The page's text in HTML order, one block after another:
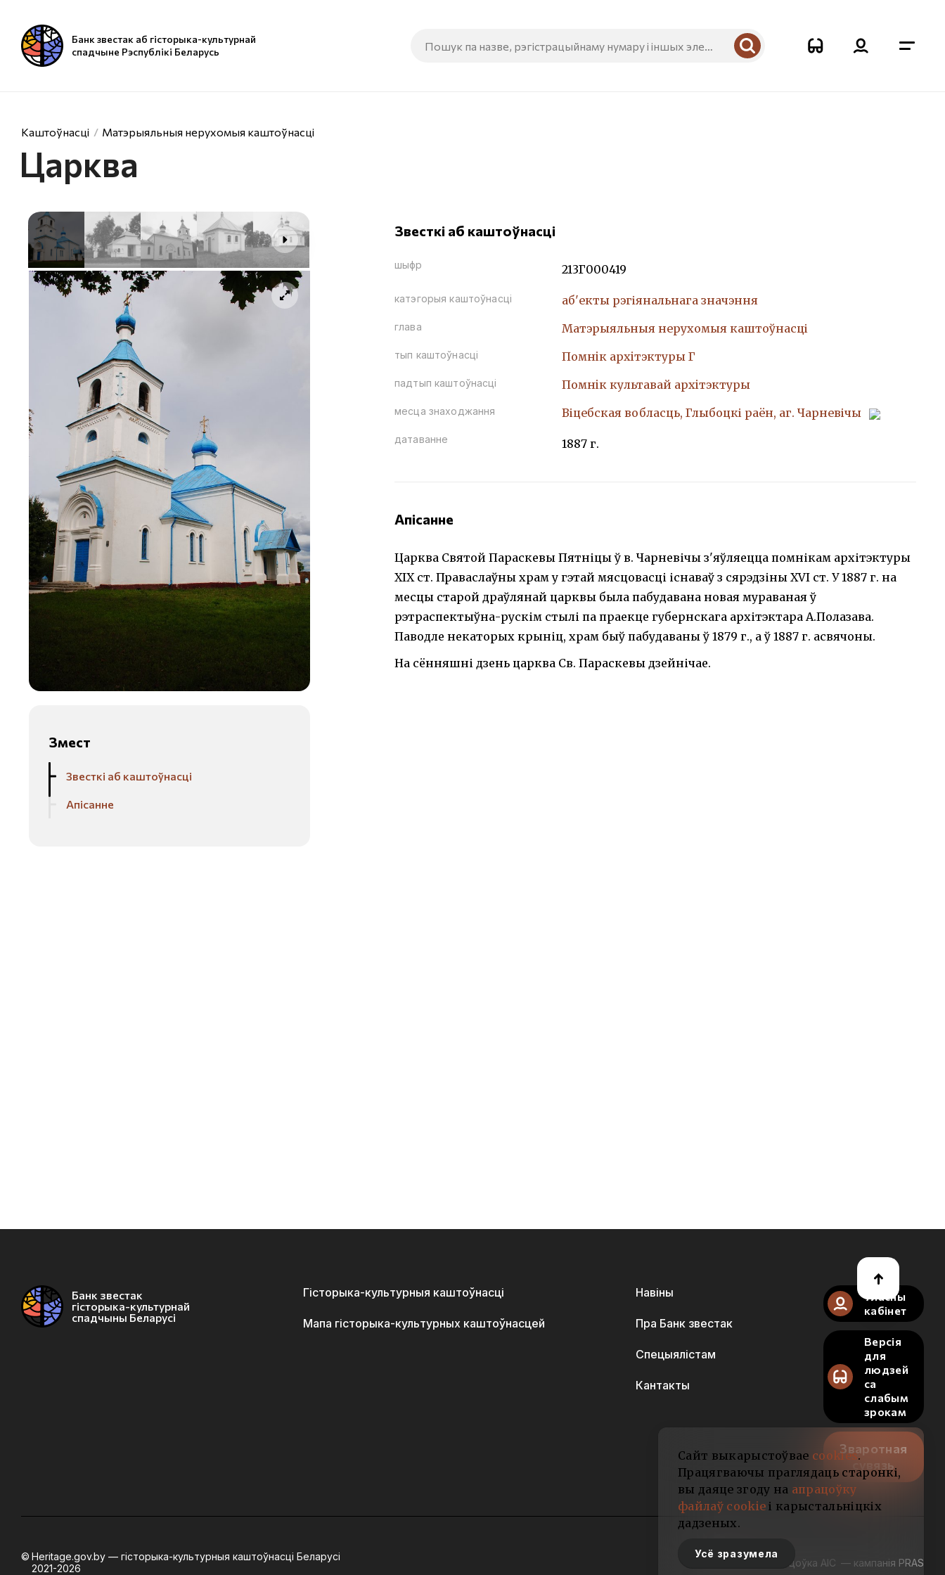
Банк звестак аб гісторыка-культурнай
спадчыне Рэспублікі Беларусь
Каштоўнасці Матэрыяльныя нерухомыя каштоўнасці
Царква
Змест
Звесткі аб каштоўнасці
Апісанне
Звесткі аб каштоўнасці
шыфр 213Г000419
катэгорыя каштоўнасці аб'екты рэгіянальнага значэння
глава Матэрыяльныя нерухомыя каштоўнасці
тып каштоўнасці Помнiк архiтэктуры Г
падтып каштоўнасці Помнiк культавай архiтэктуры
месца знаходжання Віцебская вобласць, Глыбоцкі раён, аг. Чарневічы
датаванне 1887 г.
Апісанне
Царква Святой Параскевы Пятніцы ў в. Чарневічы з'яўляецца помнікам архітэктуры
ХІХ ст. Праваслаўны храм у гэтай мясцовасці існаваў з сярэдзіны XVI ст. У 1887 г. на
месцы старой драўлянай царквы была пабудавана новая мураваная ў
рэтраспектыўна-рускім стылі па праекце губернскага архітэктара А.Полазава.
Паводле некаторых крыніц, храм быў пабудаваны ў 1879 г., а ў 1887 г. асвячоны.
На сённяшні дзень царква Св. Параскевы дзейнічае.
Банк звестак
гісторыка-культурнай
спадчыны Беларусі
Гісторыка-культурныя каштоўнасці
Мапа гісторыка-культурных каштоўнасцей
Навіны
Пра Банк звестак
Спецыялістам
Кантакты
Уласны
кабінет
Версія
для
людзей
са
слабым
зрокам
Зваротная
сувязь
Heritage.gov.by — гісторыка-культурныя каштоўнасці Беларусі
2021-2026
Распрацоўка АІС — кампанія PRAS
Сайт выкарыстоўвае cookies.
Працягваючы праглядаць старонкі,
вы даяце згоду на апрацоўку
файлаў cookie і карыстальніцкіх
дадзеных.
Усё зразумела